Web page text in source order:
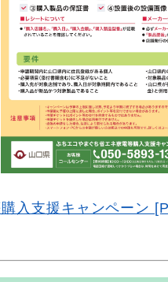
入支援キャンペーン